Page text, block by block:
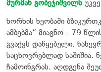
მურმან გობეჯიშვილს
ხორხის ხეობაში
ამბებმა“ მიაგნო - 79
გვაქვს დაწყებული.
საცხოვრებლად საშიშია.
ჩამოინგრას. აღდგენა